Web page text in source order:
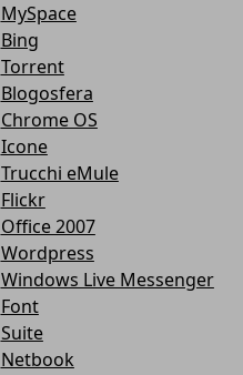
MySpace
Bing
Torrent
Blogosfera
Chrome OS
Icone
Trucchi eMule
Flickr
Office 2007
Wordpress
Windows Live Messenger
Font
Suite
Netbook